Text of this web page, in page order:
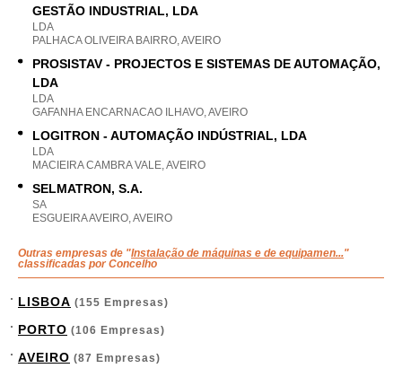
GESTÃO INDUSTRIAL, LDA
LDA
PALHACA OLIVEIRA BAIRRO, AVEIRO
PROSISTAV - PROJECTOS E SISTEMAS DE AUTOMAÇÃO,
LDA
LDA
GAFANHA ENCARNACAO ILHAVO, AVEIRO
LOGITRON - AUTOMAÇÃO INDÚSTRIAL, LDA
LDA
MACIEIRA CAMBRA VALE, AVEIRO
SELMATRON, S.A.
SA
ESGUEIRA AVEIRO, AVEIRO
Outras empresas de "Instalação de máquinas e de equipamen..."
classificadas por Concelho
LISBOA (155 Empresas)
PORTO (106 Empresas)
AVEIRO (87 Empresas)